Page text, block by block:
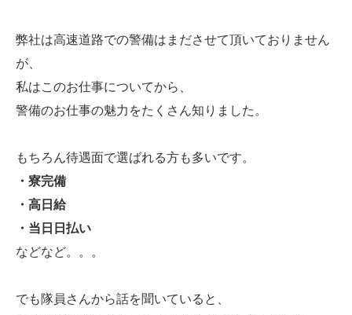
弊社は高速道路での警備はまださせて頂いておりません
が、
私はこのお仕事についてから、
警備のお仕事の魅力をたくさん知りました。
もちろん待遇面で選ばれる方も多いです。
・寮完備
・高日給
・当日日払い
などなど。。。
でも隊員さんから話を聞いていると、